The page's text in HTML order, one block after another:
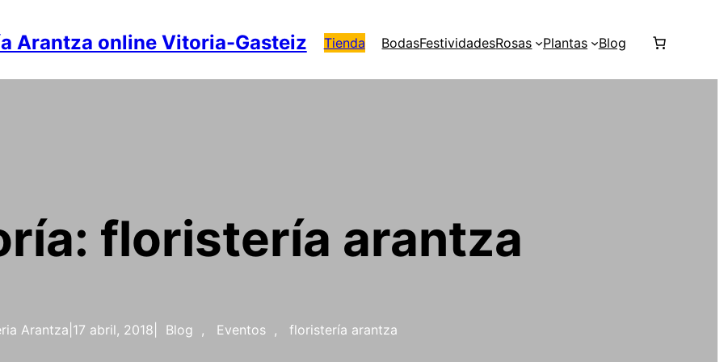
Arantza online Vitoria-Gasteiz Tienda BodasFestividadesRosas Plantas Blog
floristería arantza
Arantza 17 abril, 2018 Blog , Eventos , floristería arantza